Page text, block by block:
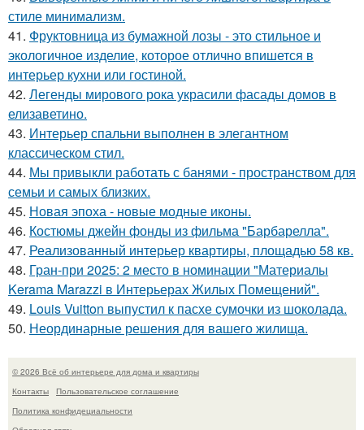
стиле минимализм.
41. Фруктовница из бумажной лозы - это стильное и
экологичное изделие, которое отлично впишется в
интерьер кухни или гостиной.
42. Легенды мирового рока украсили фасады домов в
елизаветино.
43. Интерьер спальни выполнен в элегантном
классическом стил.
44. Мы привыкли работать с банями - пространством для
семьи и самых близких.
45. Новая эпоха - новые модные иконы.
46. Костюмы джейн фонды из фильма "Барбарелла".
47. Реализованный интерьер квартиры, площадью 58 кв.
48. Гран-при 2025: 2 место в номинации "Материалы
Kerama Marazzi в Интерьерах Жилых Помещений".
49. Louis Vuitton выпустил к пасхе сумочки из шоколада.
50. Неординарные решения для вашего жилища.
© 2026 Всё об интерьере для дома и квартиры
Контакты
Пользовательское соглашение
Политика конфидециальности